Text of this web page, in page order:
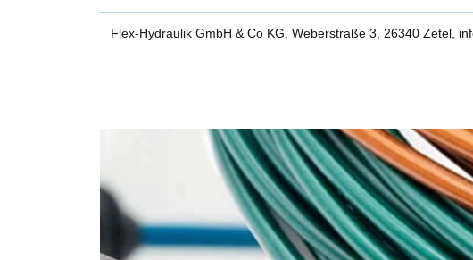
Flex-Hydraulik GmbH & Co KG, Weberstraße 3, 26340 Zetel,